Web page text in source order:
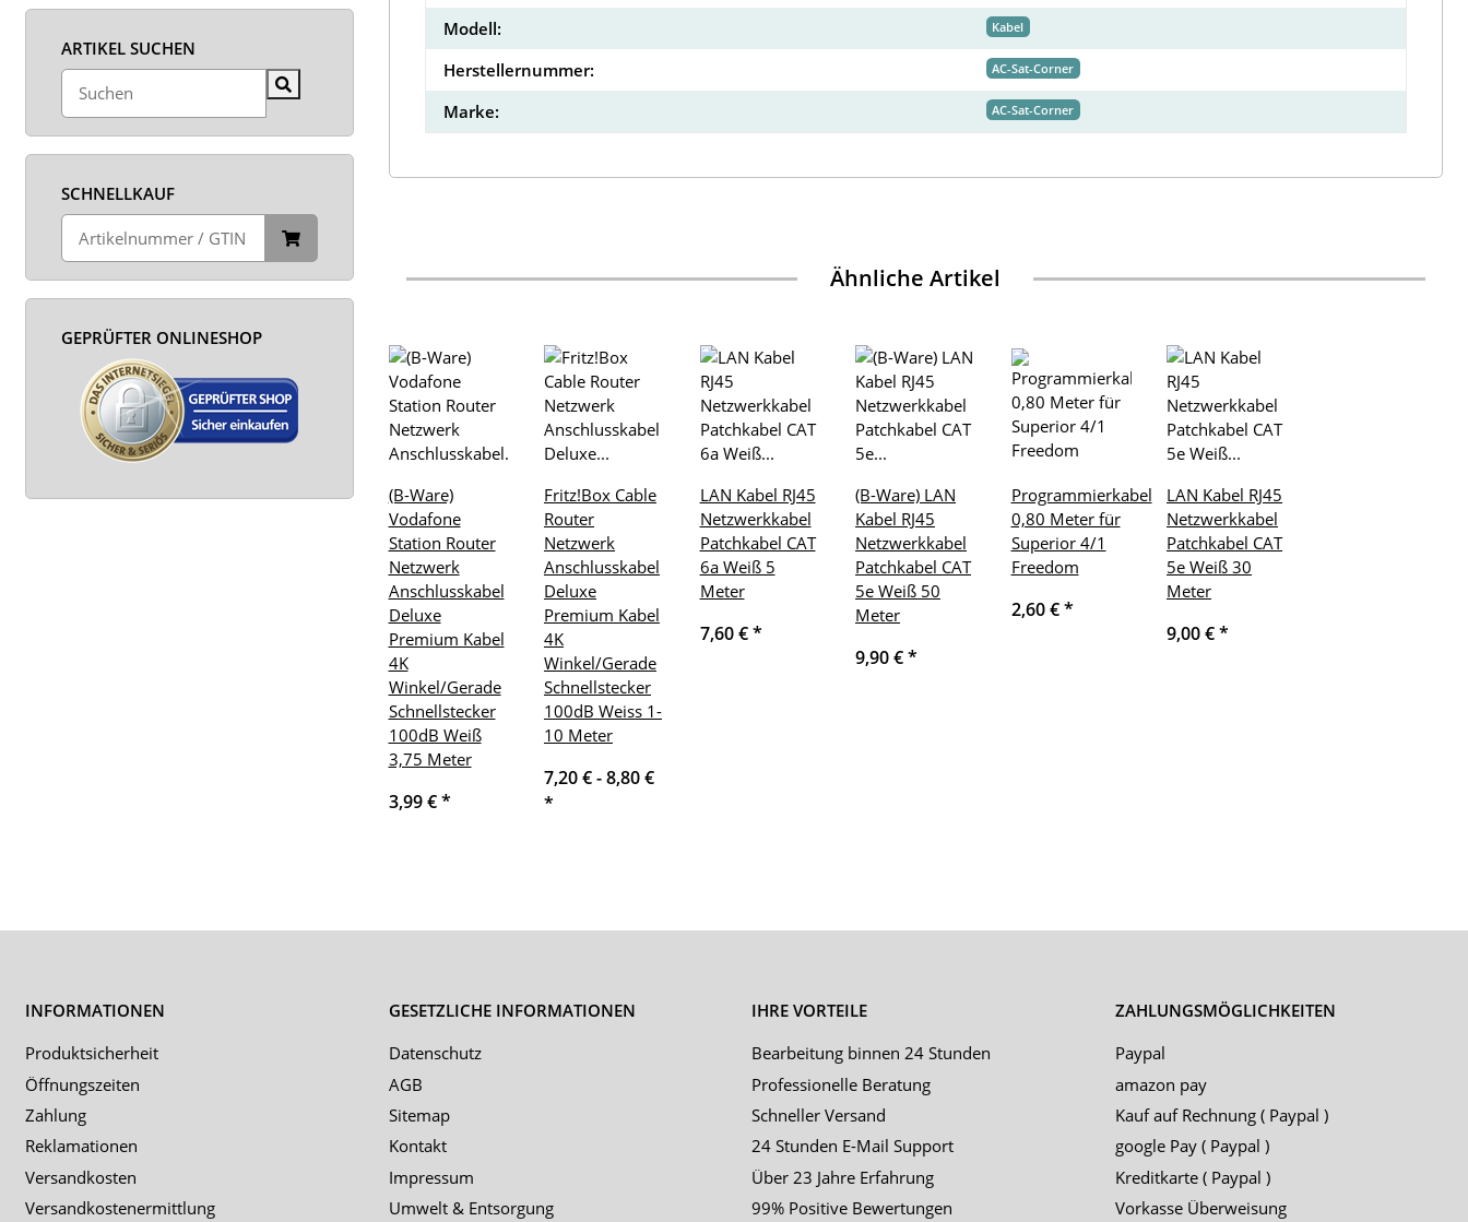
Modell: Kabel
Herstellernummer: AC-Sat-Corner
Marke: AC-Sat-Corner
Ähnliche Artikel
(B-Ware)
Vodafone
Station Router
Netzwerk
Anschlusskabel
Deluxe
Premium Kabel
4K
Winkel/Gerade
Schnellstecker
100dB Weiß
3,75 Meter
3,99 €*
Fritz!Box Cable
Router
Netzwerk
Anschlusskabel
Deluxe
Premium Kabel
4K
Winkel/Gerade
Schnellstecker
100dB Weiss 1-
10 Meter
7,20 € -8,80 €
*
LAN Kabel RJ45
Netzwerkkabel
Patchkabel CAT
6a Weiß 5
Meter
7,60 €*
(B-Ware) LAN
Kabel RJ45
Netzwerkkabel
Patchkabel CAT
5e Weiß 50
Meter
9,90 €*
Programmierkabel
0,80 Meter für
Superior 4/1
Freedom
2,60 €*
LAN Kabel RJ45
Netzwerkkabel
Patchkabel CAT
5e Weiß 30
Meter
9,00 €*
ARTIKEL SUCHEN
SCHNELLKAUF
GEPRÜFTER ONLINESHOP
INFORMATIONEN
Produktsicherheit
Öffnungszeiten
Zahlung
Reklamationen
Versandkosten
Versandkostenermittlung
GESETZLICHE INFORMATIONEN
Datenschutz
AGB
Sitemap
Kontakt
Impressum
Umwelt & Entsorgung
IHRE VORTEILE
Bearbeitung binnen 24 Stunden
Professionelle Beratung
Schneller Versand
24 Stunden E-Mail Support
Über 23 Jahre Erfahrung
99% Positive Bewertungen
ZAHLUNGSMÖGLICHKEITEN
Paypal
amazon pay
Kauf auf Rechnung ( Paypal )
google Pay ( Paypal )
Kreditkarte ( Paypal )
Vorkasse Überweisung